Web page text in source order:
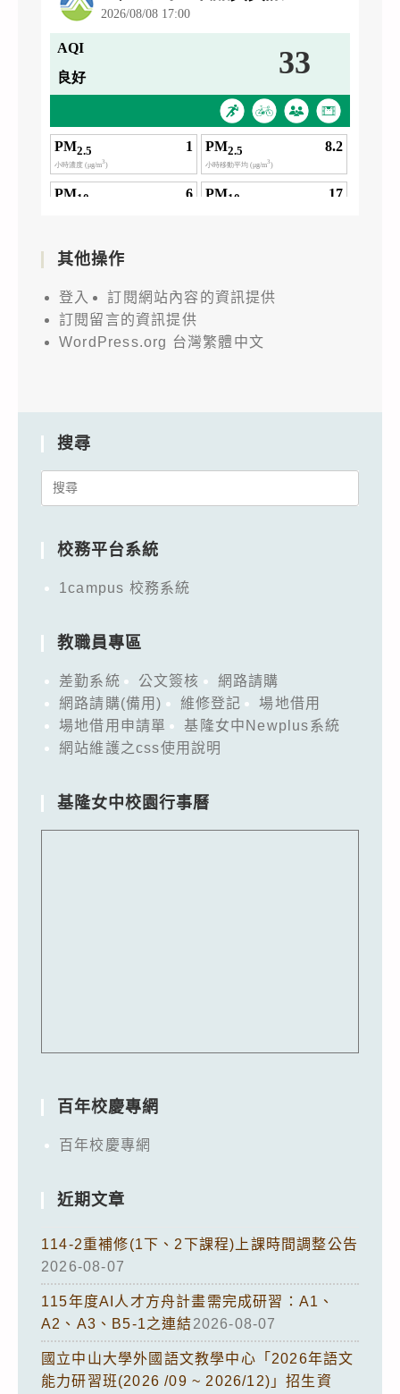
其他操作
登入
訂閱網站內容的資訊提供
訂閱留言的資訊提供
WordPress.org 台灣繁體中文
搜尋
Search
校務平台系統
1campus 校務系統
教職員專區
差勤系統 公文簽核
網路請購
網路請購(備用)
維修登記
場地借用
場地借用申請單
基隆女中Newplus系統
網站維護之css使用說明
基隆女中校園行事曆
百年校慶專網
百年校慶專網
近期文章
114-2重補修(1下、2下課程)上課時間調整公告
2026-08-07
115年度AI人才方舟計畫需完成研習：A1、
A2、A3、B5-1之連結2026-08-07
國立中山大學外國語文教學中心「2026年語文
能力研習班(2026 /09 ~ 2026/12)」招生資